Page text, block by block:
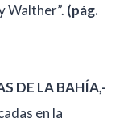
Walther”. (pág.
DE LA BAHÍA,-
en la